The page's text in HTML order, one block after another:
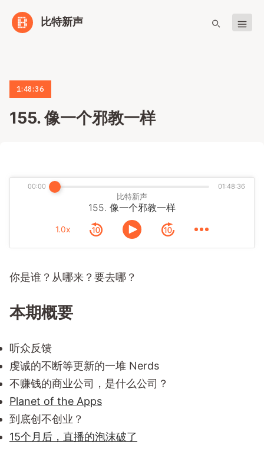
比特新声
1:48:36
155. 像一个邪教一样
比特新声
155. 像一个邪教一样
1.0x
00:00 01:48:36
你是谁？从哪来？要去哪？
本期概要
听众反馈
虔诚的不断等更新的一堆 Nerds
不赚钱的商业公司，是什么公司？
Planet of the Apps
到底创不创业？
15个月后，直播的泡沫破了